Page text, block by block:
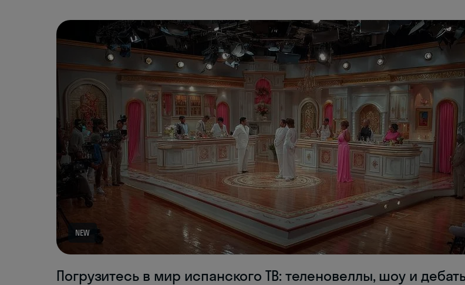
NEW
Погрузитесь в мир испанского ТВ: теленовеллы, шоу и